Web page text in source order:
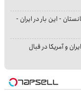
- این بار در ایران -
و آمریکا در قبال